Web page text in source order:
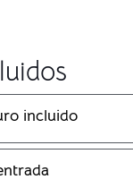
incluido